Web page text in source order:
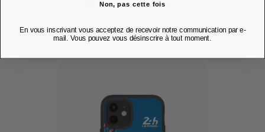
PRIX MEMBRE 3,40 €
DÉCOUVRIR
Non, pas cette fois
En vous inscrivant vous acceptez de recevoir notre communication par e-
mail. Vous pouvez vous désinscrire à tout moment.